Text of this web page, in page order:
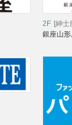
2F [紳
銀座山